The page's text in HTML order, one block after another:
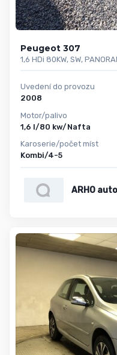
Peugeot 307
1,6 HDi 80KW, SW,
Uvedení do provozu
2008
Motor/palivo
1,6 l/80 kw/Nafta
Karoserie/počet míst
Kombi/4-5
ARHO